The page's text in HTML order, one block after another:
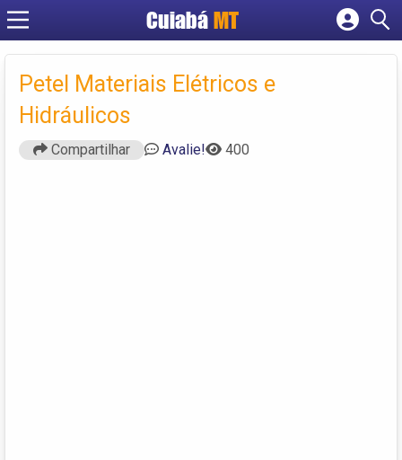
Cuiabá MT
Cadastrar empresa
Criar conta
Petel Materiais Elétricos e
Hidráulicos
Compartilhar Avalie! 400